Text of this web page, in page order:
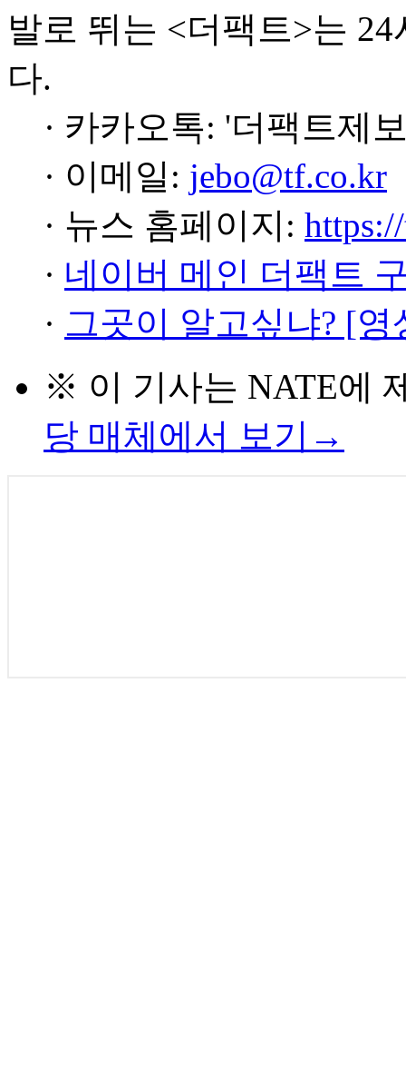
발로 뛰는 <더팩트>는
다.
· 카카오톡: '더팩트제
· 이메일: jebo@tf.co.kr
· 뉴스 홈페이지:
· 네이버 메인 더팩트
· 그곳이 알고싶냐? [
※ 이 기사는 NATE에
당 매체에서 보기→